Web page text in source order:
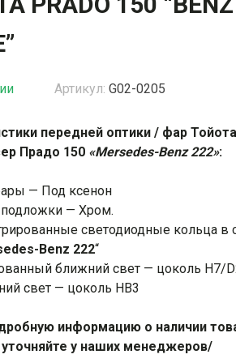
Артикул: G02-0205
передней оптики / фар Тойота
Прадо 150 «Mersedes-Benz 222»:
— Под ксенон
— Хром.
светодиодные кольца в
Benz 222“
ближний свет — цоколь H7/
свет — цоколь HB3
информацию о наличии
уточняйте у наших менеджеров/